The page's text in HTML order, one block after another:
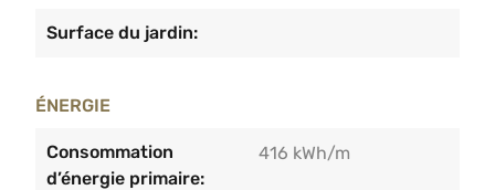
Surface du jardin:
ÉNERGIE
Consommation
d’énergie primaire:
416 kWh/m